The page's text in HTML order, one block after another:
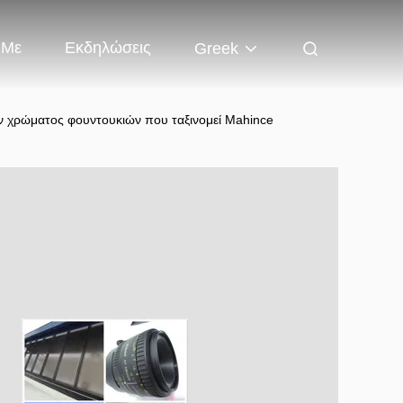
Εκδηλώσεις Greek
φουντουκιών που ταξινομεί Mahince